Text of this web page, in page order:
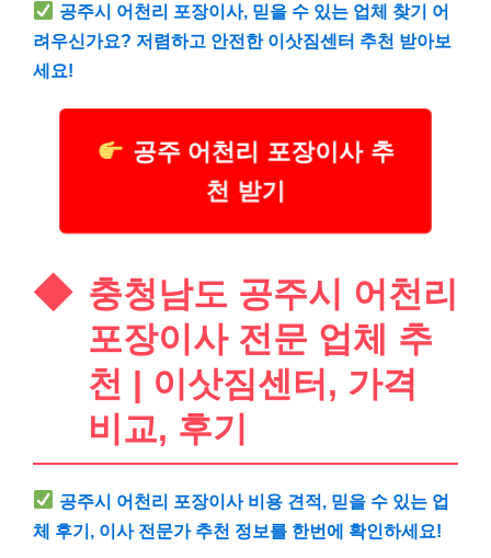
공주시 어천리 포장이사, 믿을 수 있는 업체 찾기 어
려우신가요? 저렴하고 안전한 이삿짐센터 추천 받아보
세요!
공주 어천리 포장이사 추
천 받기
충청남도 공주시 어천리
포장이사 전문 업체 추
천 | 이삿짐센터, 가격
비교, 후기
공주시 어천리 포장이사 비용 견적, 믿을 수 있는 업
체 후기, 이사 전문가 추천 정보를 한번에 확인하세요!